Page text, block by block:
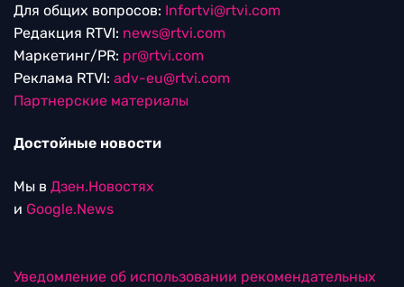
Для общих вопросов: Infortvi@rtvi.com
Редакция RTVI: news@rtvi.com
Маркетинг/PR: pr@rtvi.com
Реклама RTVI: adv-eu@rtvi.com
Партнерские материалы
Достойные новости
Мы в Дзен.Новостях
и Google.News
Уведомление об использовании рекомендательных